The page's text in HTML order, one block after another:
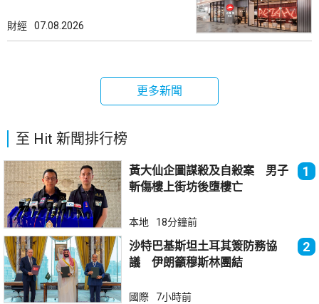
財經 07.08.2026
更多新聞
至 Hit 新聞排行榜
黃大仙企圖謀殺及自殺案 男子
斬傷樓上街坊後墮樓亡
1
本地 18分鐘前
沙特巴基斯坦土耳其簽防務協
議 伊朗籲穆斯林團結
2
國際 7小時前